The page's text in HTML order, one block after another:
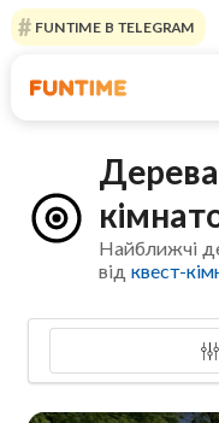
FUNTIME В TELEGRAM
Найближчі
відквест-